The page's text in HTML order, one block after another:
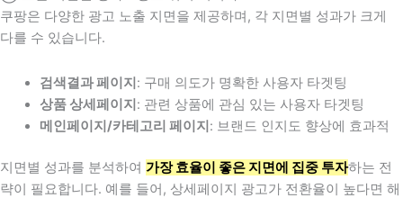
쿠팡은 다양한 광고 노출 지면을 제공하며, 각 지면별 성과가 크게
다를 수 있습니다.
검색결과 페이지 : 구매 의도가 명확한 사용자 타겟팅
상품 상세페이지 : 관련 상품에 관심 있는 사용자 타겟팅
메인페이지/카테고리 페이지 : 브랜드 인지도 향상에 효과적
지면별 성과를 분석하여 가장 효율이 좋은 지면에 집중 투자하는 전
략이 필요합니다. 예를 들어, 상세페이지 광고가 전환율이 높다면 해